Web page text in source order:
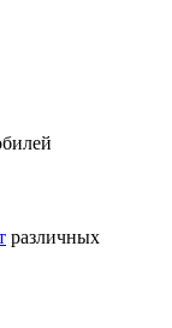
различных